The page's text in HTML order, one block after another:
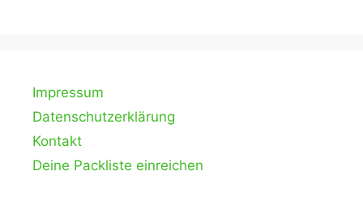
Impressum
Datenschutzerklärung
Kontakt
Deine Packliste einreichen